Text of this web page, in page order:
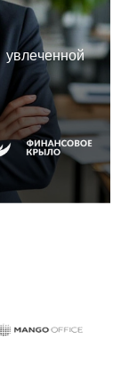
увлеченной
ек ны